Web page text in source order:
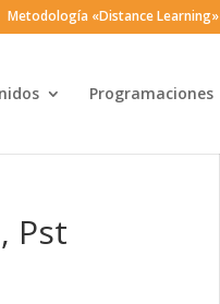
Metodología «Distance Learning»
Programaciones
Pst